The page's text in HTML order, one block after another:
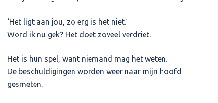
‘Het ligt aan jou, zo erg is het niet.’
Word ik nu gek? Het doet zoveel verdriet.
Het is hun spel, want niemand mag het weten.
De beschuldigingen worden weer naar mijn hoofd
gesmeten.